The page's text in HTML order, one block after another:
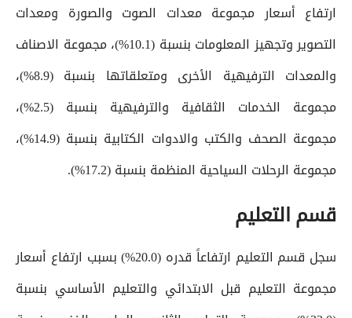
ارتفاع أسعار مجموعة معدات الصوت والصورة ومعدات
التصوير وتجهيز المعلومات بنسبة (10.1%)، مجموعة الاصناف
والمعدات الترفيهية الأخرى ومتعلقاتها بنسبة (8.9%)،
مجموعة الخدمات الثقافية والترفيهية بنسبة (2.5%)،
مجموعة الصحف والكتب والادوات الكتابية بنسبة (14.9%)،
مجموعة الرحلات السياحية المنظمة بنسبة (17.2%).
قسم التعليم
سجل قسم التعليم ارتفاعاً قدره (20.0%) بسبب ارتفاع أسعار
مجموعة التعليم قبل الابتدائي والتعليم الأساسي بنسبة